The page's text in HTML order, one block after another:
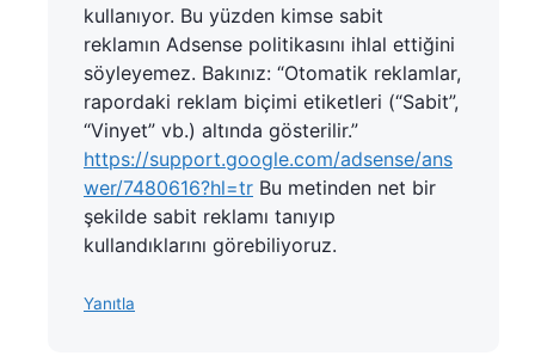
kullanıyor. Bu yüzden kimse sabit
reklamın Adsense politikasını ihlal ettiğini
söyleyemez. Bakınız: “Otomatik reklamlar,
rapordaki reklam biçimi etiketleri (“Sabit”,
“Vinyet” vb.) altında gösterilir.”
https://support.google.com/adsense/ans
wer/7480616?hl=tr Bu metinden net bir
şekilde sabit reklamı tanıyıp
kullandıklarını görebiliyoruz.
Yanıtla